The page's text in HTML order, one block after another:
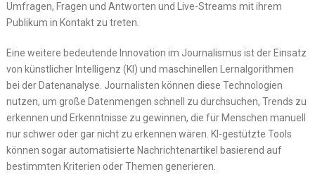
Umfragen, Fragen und Antworten und Live-Streams mit ihrem
Publikum in Kontakt zu treten.
Eine weitere bedeutende Innovation im Journalismus ist der Einsatz
von künstlicher Intelligenz (KI) und maschinellen Lernalgorithmen
bei der Datenanalyse. Journalisten können diese Technologien
nutzen, um große Datenmengen schnell zu durchsuchen, Trends zu
erkennen und Erkenntnisse zu gewinnen, die für Menschen manuell
nur schwer oder gar nicht zu erkennen wären. KI-gestützte Tools
können sogar automatisierte Nachrichtenartikel basierend auf
bestimmten Kriterien oder Themen generieren.